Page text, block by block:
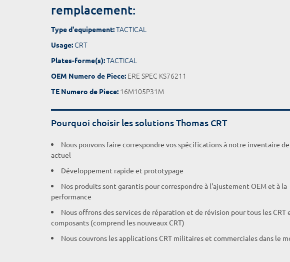
remplacement:
Type d'equipement:TACTICAL
Usage: CRT
Plates-forme(s):TACTICAL
OEM Numero de Piece: ERE SPEC KS76211
TE Numero de Piece: 16M105P31M
Pourquoi choisir les solutions Thomas CRT
Nous pouvons faire correspondre vos spécifications à notre inventaire
actuel
Développement rapide et prototypage
Nos produits sont garantis pour correspondre à l'ajustement OEM et à la
performance
Nous offrons des services de réparation et de révision pour tous les CRT
composants (comprend les nouveaux CRT)
Nous couvrons les applications CRT militaires et commerciales dans le